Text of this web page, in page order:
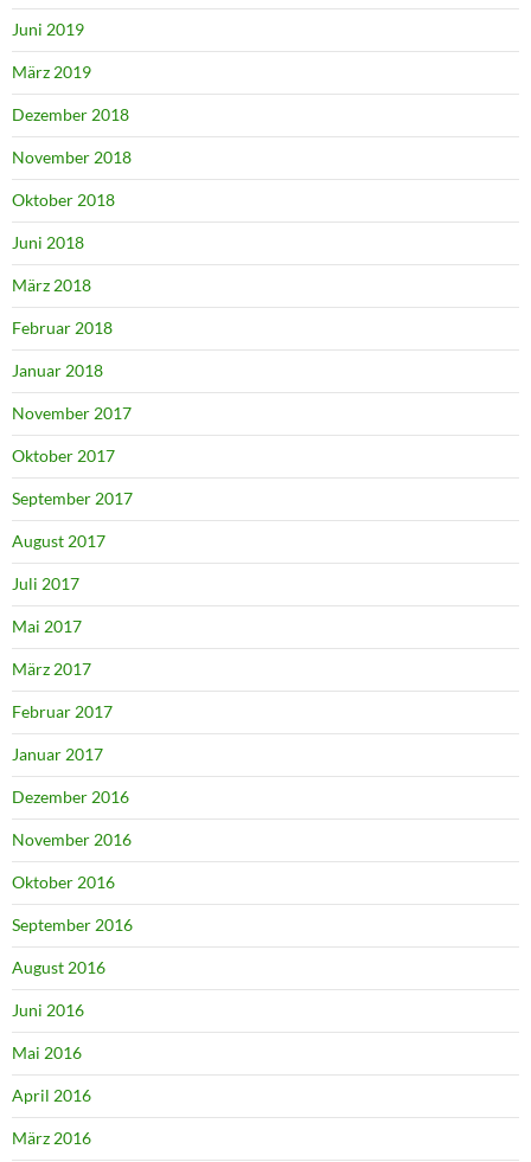
Juni 2019
März 2019
Dezember 2018
November 2018
Oktober 2018
Juni 2018
März 2018
Februar 2018
Januar 2018
November 2017
Oktober 2017
September 2017
August 2017
Juli 2017
Mai 2017
März 2017
Februar 2017
Januar 2017
Dezember 2016
November 2016
Oktober 2016
September 2016
August 2016
Juni 2016
Mai 2016
April 2016
März 2016